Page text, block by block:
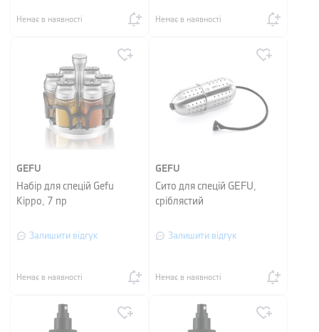
Немає в наявності Немає в наявності
GEFU
Набір для спецій Gefu
Kippo, 7 пр
Залишити відгук
Немає в наявності
GEFU
Сито для спецій GEFU,
сріблястий
Залишити відгук
Немає в наявності